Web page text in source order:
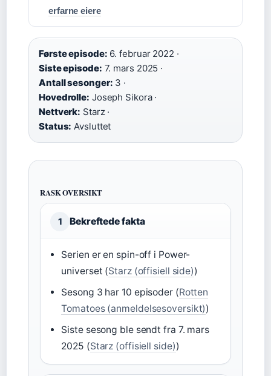
erfarne eiere
Første episode: 6. februar 2022 ·
Siste episode: 7. mars 2025 ·
Antall sesonger: 3 ·
Hovedrolle: Joseph Sikora ·
Nettverk: Starz ·
Status: Avsluttet
RASK OVERSIKT
1 Bekreftede fakta
Serien er en spin-off i Power-
universet (Starz (offisiell side))
Sesong 3 har 10 episoder (Rotten
Tomatoes (anmeldelsesoversikt))
Siste sesong ble sendt fra 7. mars
2025 (Starz (offisiell side))